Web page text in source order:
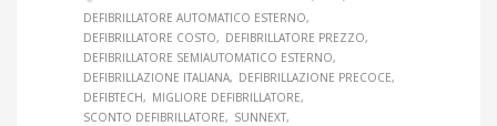
DEFIBRILLATORE AUTOMATICO ESTERNO
DEFIBRILLATORE COSTO
DEFIBRILLATORE PREZZO
DEFIBRILLATORE SEMIAUTOMATICO ESTERNO
DEFIBRILLAZIONE ITALIANA
DEFIBRILLAZIONE PRECOCE
DEFIBTECH
MIGLIORE DEFIBRILLATORE
SCONTO DEFIBRILLATORE
SUNNEXT